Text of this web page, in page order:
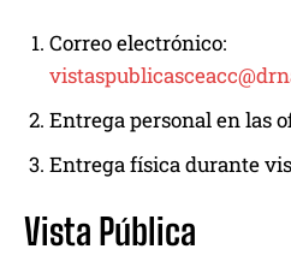
Correo electrónico:
Entrega personal en las
Entrega física durante
Vista Pública